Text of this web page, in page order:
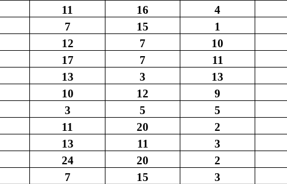
11 16 4
7 15
1
12 7
10
17 7
11
13 3
13
10 12 9
3 5
5
11 20
2
13 11
3
24 20
2
7 15
3